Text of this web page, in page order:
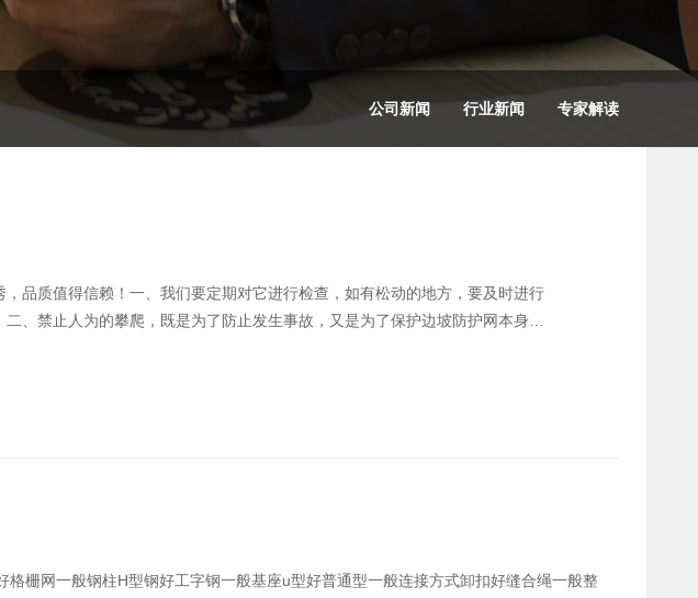
公司新闻 行业新闻 专家解读
品质值得信赖！一、我们要定期对它进行检查，如有松动的地方，要及时进行
、禁止人为的攀爬，既是为了防止发生事故，又是为了保护边坡防护网本身。
栅网一般钢柱H型钢好工字钢一般基座u型好普通型一般连接方式卸扣好缝合绳一般整